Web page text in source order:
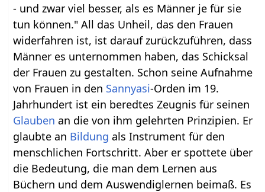
- und zwar viel besser, als es Männer je für sie
tun können." All das Unheil, das den Frauen
widerfahren ist, ist darauf zurückzuführen, dass
Männer es unternommen haben, das Schicksal
der Frauen zu gestalten. Schon seine Aufnahme
von Frauen in den Sannyasi-Orden im 19.
Jahrhundert ist ein beredtes Zeugnis für seinen
Glauben an die von ihm gelehrten Prinzipien. Er
glaubte an Bildung als Instrument für den
menschlichen Fortschritt. Aber er spottete über
die Bedeutung, die man dem Lernen aus
Büchern und dem Auswendiglernen beimaß. Es